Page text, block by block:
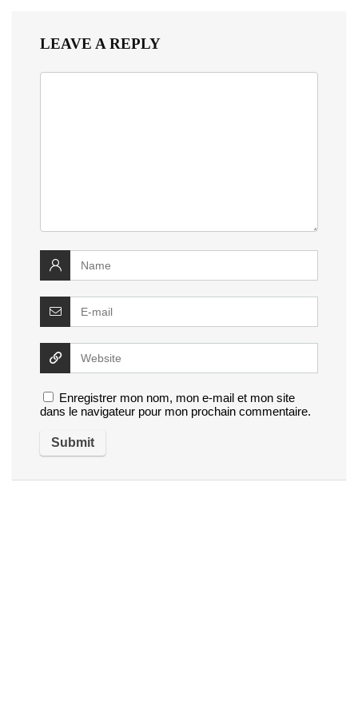
LEAVE A REPLY
Enregistrer mon nom, mon e-mail et mon site
dans le navigateur pour mon prochain commentaire.